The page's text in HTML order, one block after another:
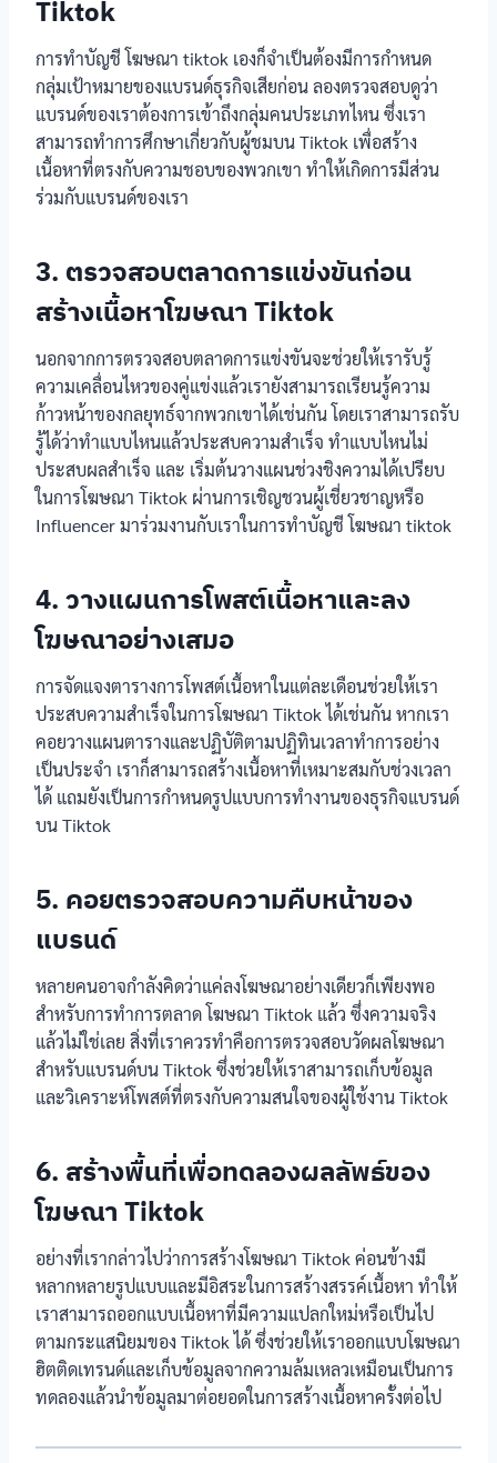
Tiktok
การทำบัญชี โฆษณา tiktok เองก็จำเป็นต้องมีการกำหนด
กลุ่มเป้าหมายของแบรนด์ธุรกิจเสียก่อน ลองตรวจสอบดูว่า
แบรนด์ของเราต้องการเข้าถึงกลุ่มคนประเภทไหน ซึ่งเรา
สามารถทำการศึกษาเกี่ยวกับผู้ชมบน Tiktok เพื่อสร้าง
เนื้อหาที่ตรงกับความชอบของพวกเขา ทำให้เกิดการมีส่วน
ร่วมกับแบรนด์ของเรา
3. ตรวจสอบตลาดการแข่งขันก่อน
สร้างเนื้อหาโฆษณา Tiktok
นอกจากการตรวจสอบตลาดการแข่งขันจะช่วยให้เรารับรู้
ความเคลื่อนไหวของคู่แข่งแล้วเรายังสามารถเรียนรู้ความ
ก้าวหน้าของกลยุทธ์จากพวกเขาได้เช่นกัน โดยเราสามารถรับ
รู้ได้ว่าทำแบบไหนแล้วประสบความสำเร็จ ทำแบบไหนไม่
ประสบผลสำเร็จ และ เริ่มต้นวางแผนช่วงชิงความได้เปรียบ
ในการโฆษณา Tiktok ผ่านการเชิญชวนผู้เชี่ยวชาญหรือ
Influencer มาร่วมงานกับเราในการทำบัญชี โฆษณา tiktok
4. วางแผนการโพสต์เนื้อหาและลง
โฆษณาอย่างเสมอ
การจัดแจงตารางการโพสต์เนื้อหาในแต่ละเดือนช่วยให้เรา
ประสบความสำเร็จในการโฆษณา Tiktok ได้เช่นกัน หากเรา
คอยวางแผนตารางและปฏิบัติตามปฏิทินเวลาทำการอย่าง
เป็นประจำ เราก็สามารถสร้างเนื้อหาที่เหมาะสมกับช่วงเวลา
ได้ แถมยังเป็นการกำหนดรูปแบบการทำงานของธุรกิจแบรนด์
บน Tiktok
5. คอยตรวจสอบความคืบหน้าของ
แบรนด์
หลายคนอาจกำลังคิดว่าแค่ลงโฆษณาอย่างเดียวก็เพียงพอ
สำหรับการทำการตลาด โฆษณา Tiktok แล้ว ซึ่งความจริง
แล้วไม่ใช่เลย สิ่งที่เราควรทำคือการตรวจสอบวัดผลโฆษณา
สำหรับแบรนด์บน Tiktok ซึ่งช่วยให้เราสามารถเก็บข้อมูล
และวิเคราะห์โพสต์ที่ตรงกับความสนใจของผู้ใช้งาน Tiktok
6. สร้างพื้นที่เพื่อทดลองผลลัพธ์ของ
โฆษณา Tiktok
อย่างที่เรากล่าวไปว่าการสร้างโฆษณา Tiktok ค่อนข้างมี
หลากหลายรูปแบบและมีอิสระในการสร้างสรรค์เนื้อหา ทำให้
เราสามารถออกแบบเนื้อหาที่มีความแปลกใหม่หรือเป็นไป
ตามกระแสนิยมของ Tiktok ได้ ซึ่งช่วยให้เราออกแบบโฆษณา
ฮิตติดเทรนด์และเก็บข้อมูลจากความล้มเหลวเหมือนเป็นการ
ทดลองแล้วนำข้อมูลมาต่อยอดในการสร้างเนื้อหาครั้งต่อไป